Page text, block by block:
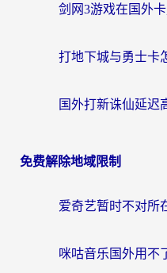
免费解除地域限制